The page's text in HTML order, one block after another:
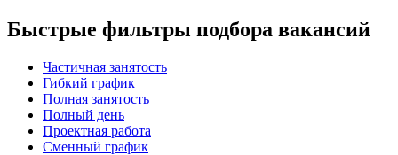
Быстрые фильтры подбора вакансий
Частичная занятость
Гибкий график
Полная занятость
Полный день
Проектная работа
Сменный график